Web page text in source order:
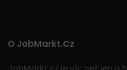
O JobMarkt.cz